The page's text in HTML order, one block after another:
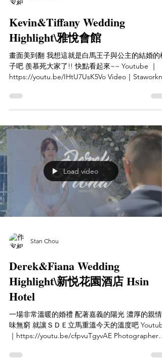
Kevin&Tiffany Wedding
Highlight\雅悅會館
畫面美到翻 我想這就是白馬王子與公主的結婚的樣
子吧 羨慕死大家了!! 快點看起來~~ Youtube ｜
https://youtu.be/IHtU7UsK5Vo Video｜Staworkn
https://www.facebook.com/S...
Load video
Stan Chou
Derek&Fiana Wedding
Highlight\新悦花園酒店 Hsin
Hotel
一場非常溫暖的婚禮 配著嘉義的陽光 濃厚的親情
味無窮 就讓ＳＤＥ立馬重溫今天的溫度吧
｜https://youtu.be/cfpvuTgyvAE Photographer｜
紀錄...